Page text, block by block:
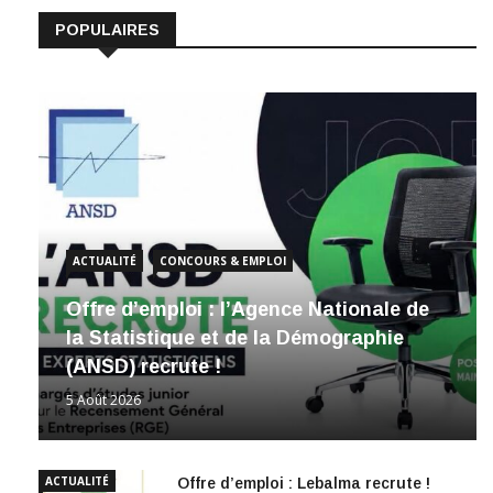
POPULAIRES
ACTUALITÉ CONCOURS & EMPLOI
Offre d’emploi : l’Agence Nationale de
la Statistique et de la Démographie
(ANSD) recrute !
5 Août 2026
ACTUALITÉ Offre d’emploi : Lebalma recrute !